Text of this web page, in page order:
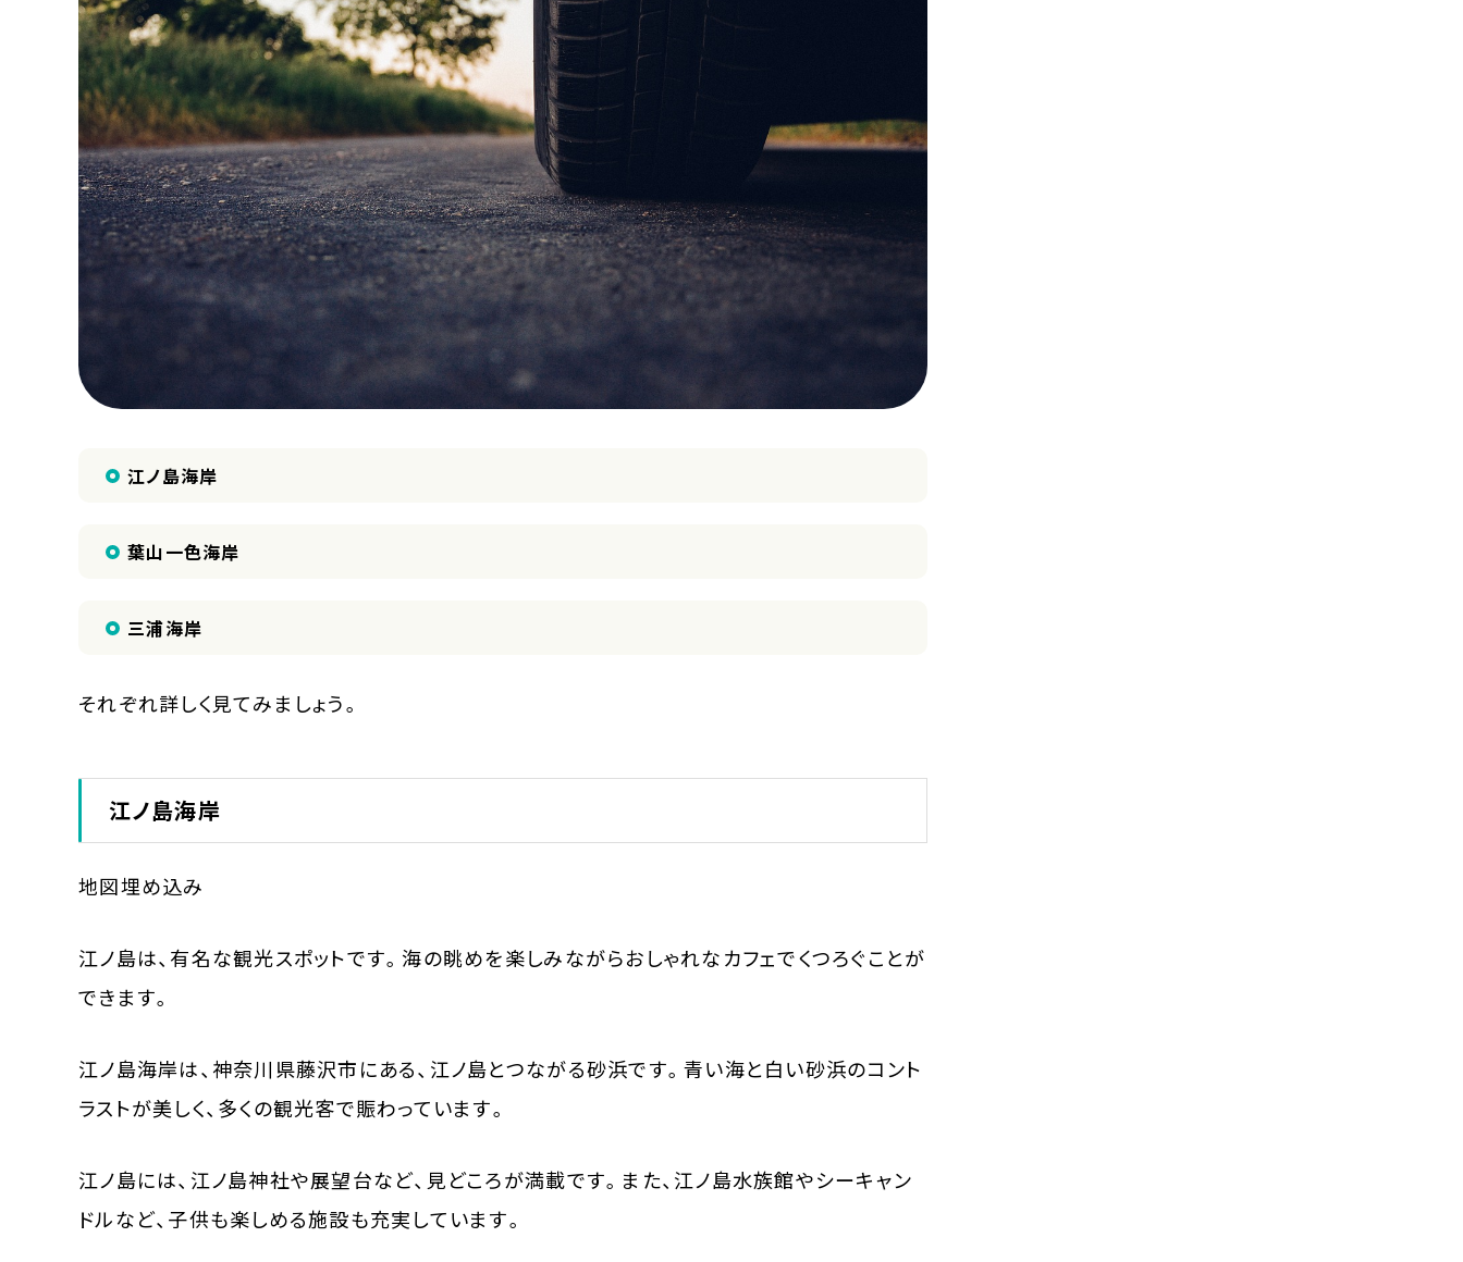
江ノ島海岸
葉山一色海岸
三浦海岸
それぞれ詳しく見てみましょう。
江ノ島海岸
地図埋め込み
江ノ島は、有名な観光スポットです。海の眺めを楽しみながらおしゃれなカフェでくつろぐことが
できます。
江ノ島海岸は、神奈川県藤沢市にある、江ノ島とつながる砂浜です。青い海と白い砂浜のコント
ラストが美しく、多くの観光客で賑わっています。
江ノ島には、江ノ島神社や展望台など、見どころが満載です。また、江ノ島水族館やシーキャン
ドルなど、子供も楽しめる施設も充実しています。